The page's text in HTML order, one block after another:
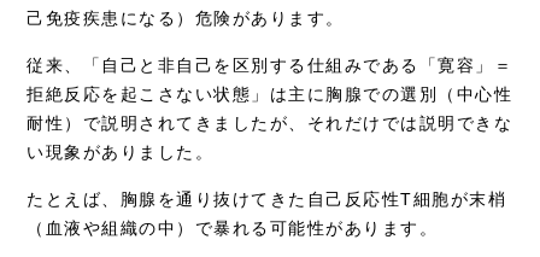
己免疫疾患になる）危険があります。
従来、「自己と非自己を区別する仕組みである「寛容」＝
拒絶反応を起こさない状態」は主に胸腺での選別（中心性
耐性）で説明されてきましたが、それだけでは説明できな
い現象がありました。
たとえば、胸腺を通り抜けてきた自己反応性T細胞が末梢
（血液や組織の中）で暴れる可能性があります。